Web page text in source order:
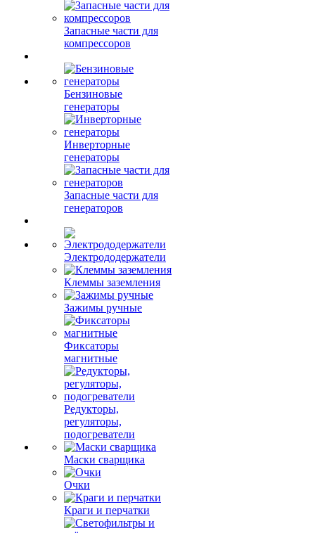
Запасные части для
компрессоров
Бензиновые
генераторы
Инверторные
генераторы
Запасные части для
генераторов
Электрододержатели
Клеммы заземления
Зажимы ручные
Фиксаторы
магнитные
Редукторы,
регуляторы,
подогреватели
Маски сварщика
Очки
Краги и перчатки